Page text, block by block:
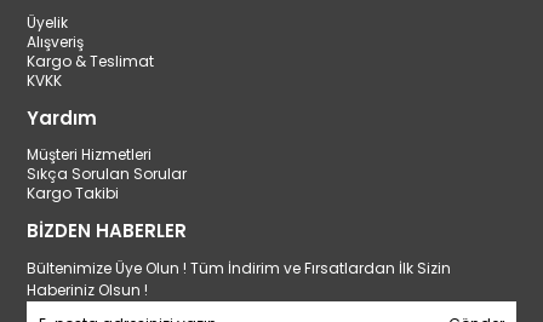
Üyelik
Alışveriş
Kargo & Teslimat
KVKK
Yardım
Müşteri Hizmetleri
Sıkça Sorulan Sorular
Kargo Takibi
BİZDEN HABERLER
Bültenimize Üye Olun ! Tüm İndirim ve Fırsatlardan İlk Sizin
Haberiniz Olsun !